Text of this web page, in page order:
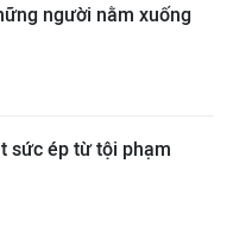
người nằm xuống
sức ép từ tội phạm